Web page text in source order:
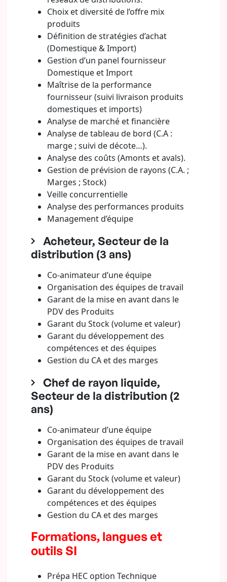
Choix et diversité de l’offre mix
produits
Définition de stratégies d’achat
(Domestique & Import)
Gestion d’un panel fournisseur
Domestique et Import
Maîtrise de la performance
fournisseur (suivi livraison produits
domestiques et imports)
Analyse de marché et financière
Analyse de tableau de bord (C.A :
marge ; suivi de décote…).
Analyse des coûts (Amonts et avals).
Gestion de prévision de rayons (C.A. ;
Marges ; Stock)
Veille concurrentielle
Analyse des performances produits
Management d’équipe
Acheteur, Secteur de la
distribution (3 ans)
Co-animateur d’une équipe
Organisation des équipes de travail
Garant de la mise en avant dans le
PDV des Produits
Garant du Stock (volume et valeur)
Garant du développement des
compétences et des équipes
Gestion du CA et des marges
Chef de rayon liquide,
Secteur de la distribution (2
ans)
Co-animateur d’une équipe
Organisation des équipes de travail
Garant de la mise en avant dans le
PDV des Produits
Garant du Stock (volume et valeur)
Garant du développement des
compétences et des équipes
Gestion du CA et des marges
Formations, langues et
outils SI
Prépa HEC option Technique